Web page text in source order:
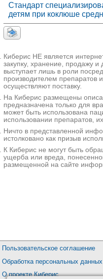
Стандарт
детям при коклюше
Киберис НЕ является
закупку, хранение, продажу и
выступает лишь в роли
производителем препаратов
осуществляют поставку.
На Киберис размещены
предназначена только для
может быть использована
использовании препаратов,
Ничто в представленной
истолковано как призыв
К Киберис не могут быть
ущерба или вреда,
размещенной на сайте
Пользовательское соглашение
Обработка персональных данных
О проекте Киберис